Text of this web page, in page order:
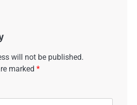
will not be published.
marked *